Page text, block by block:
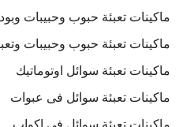
ماكينات تعبئة حبوب وحبيبات
ماكينات تعبئة حبوب وحبيبات
ماكينات تعبئة سوائل اوتوماتيك
ماكينات تعبئة سوائل فى عبوات